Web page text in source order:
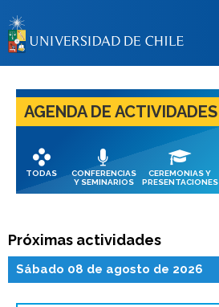
BIBLIOTECAS
Postulantes
Estudiantes
Académicas/os
Egresadas/os
AGENDA DE ACTIVIDADES
TODAS
CONFERENCIAS
Y SEMINARIOS
CEREMONIAS Y
PRESENTACIONES
Próximas actividades
Sábado 08 de agosto de 2026